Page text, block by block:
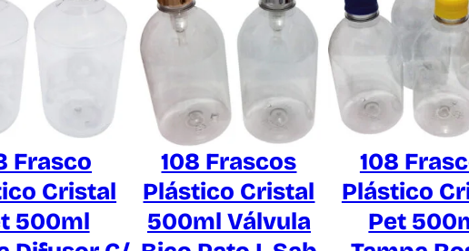
t
o
q
u
a
n
t
i
Frasco
Cristal
500ml
108 Frascos
Plástico Cristal
500ml Válvula
108
Plástico
Pet